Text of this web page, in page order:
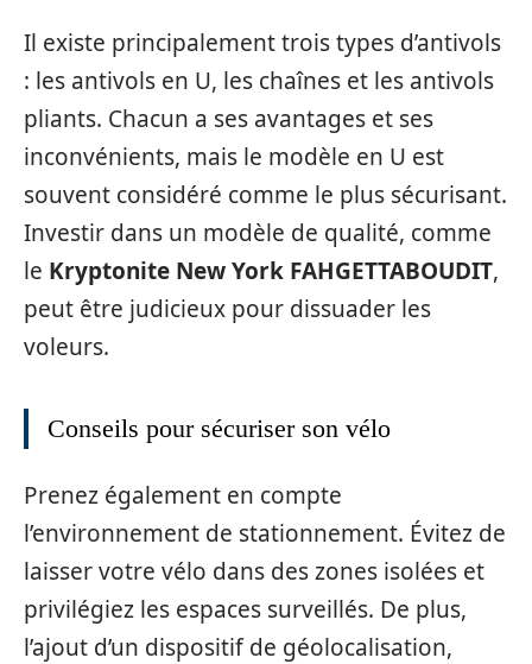
Il existe principalement trois types d’antivols
: les antivols en U, les chaînes et les antivols
pliants. Chacun a ses avantages et ses
inconvénients, mais le modèle en U est
souvent considéré comme le plus sécurisant.
Investir dans un modèle de qualité, comme
le Kryptonite New York FAHGETTABOUDIT,
peut être judicieux pour dissuader les
voleurs.
Conseils pour sécuriser son vélo
Prenez également en compte
l’environnement de stationnement. Évitez de
laisser votre vélo dans des zones isolées et
privilégiez les espaces surveillés. De plus,
l’ajout d’un dispositif de géolocalisation,